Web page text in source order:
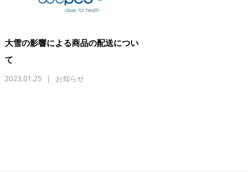
大雪の影響による商品の配送につい
て
2023.01.25 お知らせ